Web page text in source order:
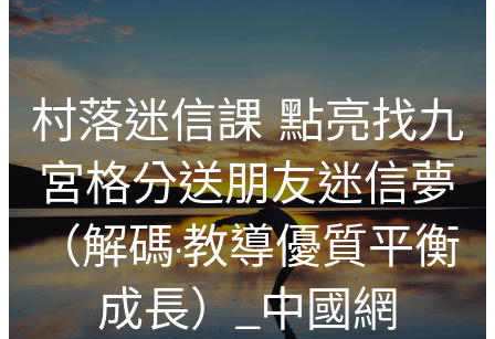
h
村落迷信課 點亮找九
宮格分送朋友迷信夢
（解碼·教導優質平衡
成長）_中國網